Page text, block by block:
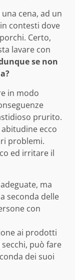
cena, ad un
contesti dove
Certo,
lavare con
se non
in modo
prurito.
ecco
problemi.
ed irritare il
ma
seconda delle
con
ai prodotti
può fare
dei suoi